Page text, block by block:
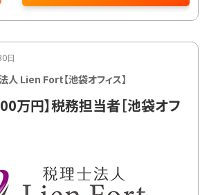
＜入社後のステップ＞
▼STEP1：基礎固め（入所後３ヵ月～半年）
ート。税務会計の基本を学びます。
少しずつ先輩の訪問に同行。現場での仕事の流
日
人 Lien Fort【池袋オフィス】
万円】税務担当者［池袋オフ